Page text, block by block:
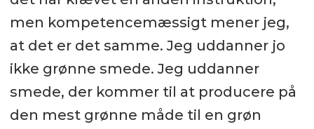
men kompetencemæssigt mener jeg,
at det er det samme. Jeg uddanner jo
ikke grønne smede. Jeg uddanner
smede, der kommer til at producere på
den mest grønne måde til en grøn